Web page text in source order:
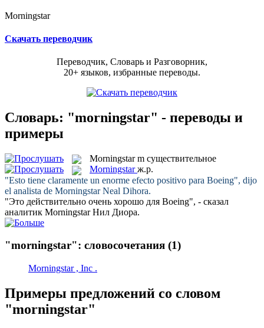
Morningstar
Скачать переводчик
Переводчик, Словарь и Разговорник,
20+ языков, избранные переводы.
Словарь: "morningstar" - переводы и
примеры
Morningstar m существительное
Morningstar ж.р.
"Esto tiene claramente un enorme efecto positivo para Boeing", dijo
el analista de MorningstarNeal Dihora.
"Это действительно очень хорошо для Boeing", - сказал
аналитик MorningstarНил Диора.
"morningstar": словосочетания (1)
Morningstar , Inc .
Примеры предложений со словом
"morningstar"